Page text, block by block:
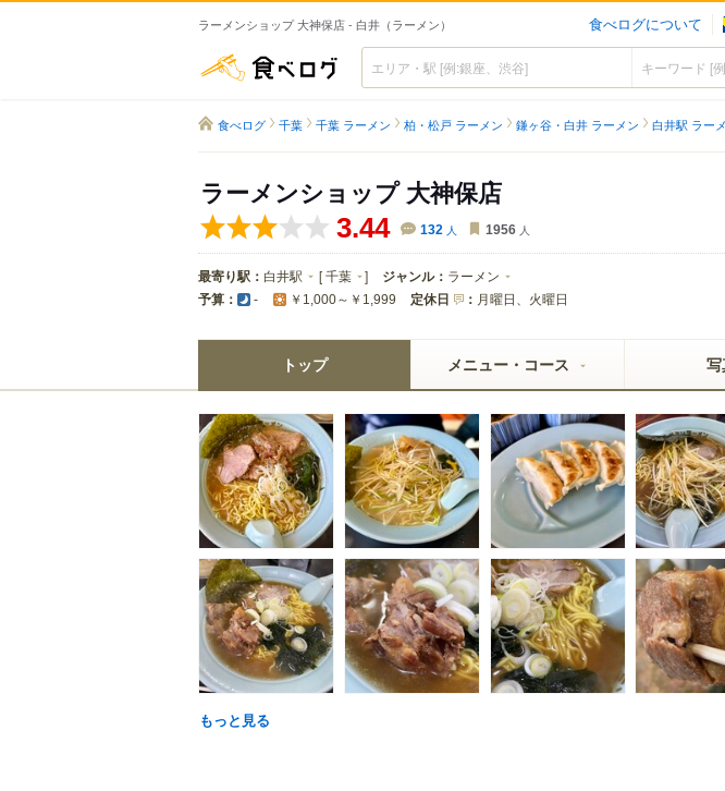
ラーメンショップ 大神保店 - 白井（ラーメン） 食べログについて
食べログ
食べログ 千葉 千葉 ラーメン 柏・松戸 ラーメン 鎌ヶ谷・白井 ラーメン 白井駅 ラー
ラーメンショップ 大神保店
3.44 132 人 1956 人
最寄り駅： 白井駅 [千葉 ] ジャンル： ラーメン
予算： - ￥1,000～￥1,999 定休日 ： 月曜日、火曜日
トップ メニュー・コース
もっと見る